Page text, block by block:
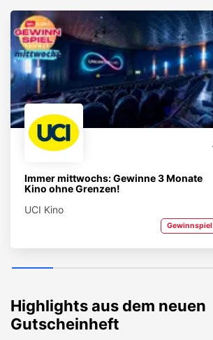
Immer mittwochs: Gewinne 3 Monate
Kino ohne Grenzen!
UCI Kino
Gewinnspiel
Highlights aus dem neuen
Gutscheinheft